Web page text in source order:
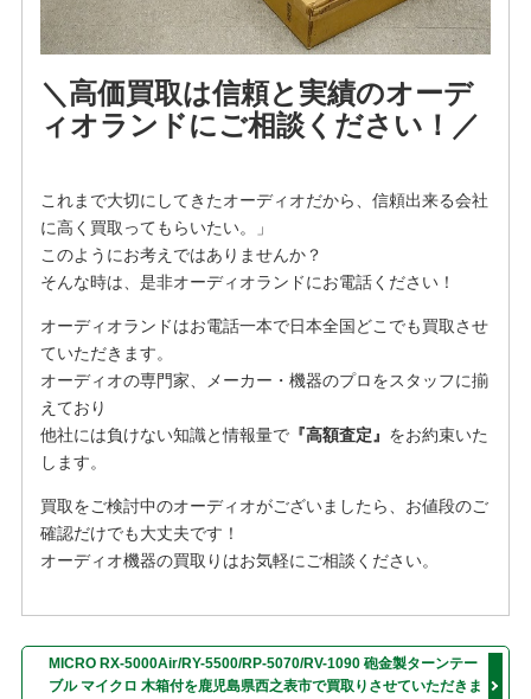
＼高価買取は信頼と実績のオーデ
ィオランドにご相談ください！／
これまで大切にしてきたオーディオだから、信頼出来る会社
に高く買取ってもらいたい。」
このようにお考えではありませんか？
そんな時は、是非オーディオランドにお電話ください！
オーディオランドはお電話一本で日本全国どこでも買取させ
ていただきます。
オーディオの専門家、メーカー・機器のプロをスタッフに揃
えており
他社には負けない知識と情報量で『高額査定』 をお約束いた
します。
買取をご検討中のオーディオがございましたら、お値段のご
確認だけでも大丈夫です！
オーディオ機器の買取りはお気軽にご相談ください。
MICRO RX-5000Air/RY-5500/RP-5070/RV-1090 砲金製ターンテー
ブル マイクロ 木箱付を鹿児島県西之表市で買取りさせていただきま